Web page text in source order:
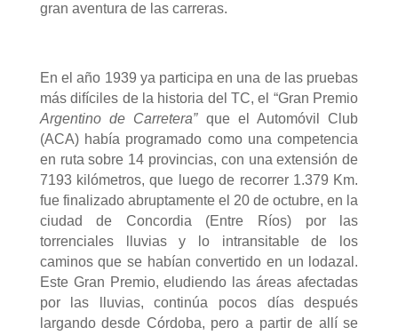
gran aventura de las carreras.
En el año 1939 ya participa en una de las pruebas
más difíciles de la historia del TC, el “Gran Premio
Argentino de Carretera” que el Automóvil Club
(ACA) había programado como una competencia
en ruta sobre 14 provincias, con una extensión de
7193 kilómetros,que luego de recorrer 1.379 Km.
fue finalizado abruptamente el 20 de octubre, en la
ciudad de Concordia (Entre Ríos) por las
torrenciales lluvias y lo intransitable de los
caminosque se habían convertido en un lodazal .
Este Gran Premio, eludiendo las áreas afectadas
por las lluvias, continúa pocos días después
largando desde Córdoba, pero a partir de allí se